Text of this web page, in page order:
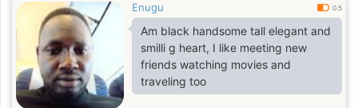
Enugu 0.5
Am black handsome tall elegant and
smilli g heart, I like meeting new
friends watching movies and
traveling too